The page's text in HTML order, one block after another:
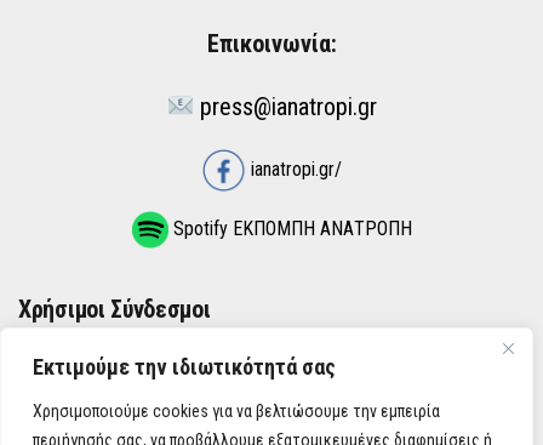
Εκτιμούμε την ιδιωτικότητά σας
Χρησιμοποιούμε cookies για να βελτιώσουμε την εμπειρία
περιήγησής σας, να προβάλλουμε εξατομικευμένες διαφημίσεις ή
Επικοινωνία:
press@ianatropi.gr
ianatropi.gr/
Spotify ΕΚΠΟΜΠΗ ΑΝΑΤΡΟΠΗ
Χρήσιμοι Σύνδεσμοι
ΌΡΟΙ ΧΡΉΣΗΣ
ΠΟΛΙΤΙΚΉ ΑΠΟΡΡΉΤΟΥ